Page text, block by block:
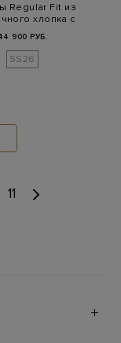
Regular Fit из
хлопка с
900 РУБ.
SS26
11